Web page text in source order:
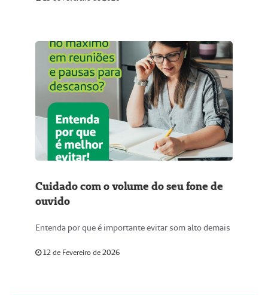
Cuidado com o volume do seu fone de
ouvido
Entenda por que é importante evitar som alto demais
12 de Fevereiro de 2026